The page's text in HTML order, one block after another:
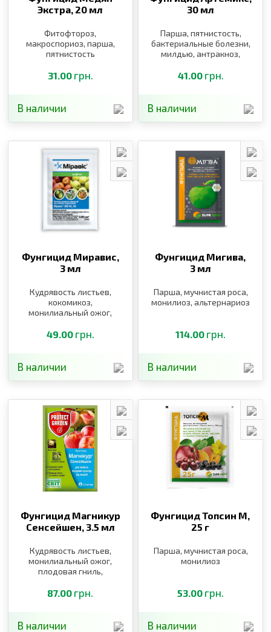
Экстра, 20 мл
Фитофтороз,
макроспориоз, парша,
пятнистость
31.00 грн.
В наличии
30 мл
Парша, пятнистость,
бактериальные болезни,
милдью, антракноз,
альтернариоз,
курчавость персика,
41.00 грн.
В наличии
Фунгицид Миравис,
3 мл
Кудрявость листьев,
кокомикоз,
монилиальный ожог,
альтернариоз, парша,
монилиоз
49.00 грн.
В наличии
Фунгицид Мигива,
3 мл
Парша, мучнистая роса,
монилиоз, альтернариоз
114.00 грн.
В наличии
Фунгицид Магникур
Сенсейшен, 3.5 мл
Кудрявость листьев,
монилиальный ожог,
плодовая гниль,
плодовая гниль
87.00 грн.
В наличии
Фунгицид Топсин М,
25 г
Парша, мучнистая роса,
монилиоз
53.00 грн.
В наличии